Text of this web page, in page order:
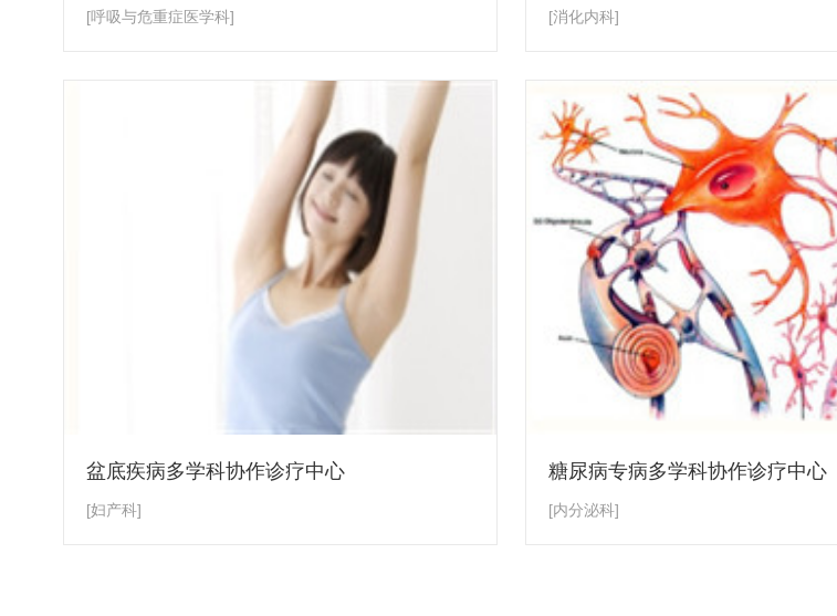
[呼吸与危重症医学科] [消化内科]
盆底疾病多学科协作诊疗中心
[妇产科]
糖尿病专病多学科协作诊疗中心
[内分泌科]